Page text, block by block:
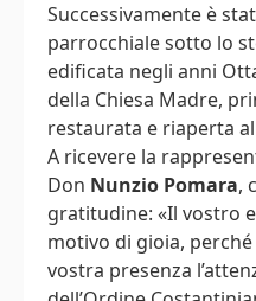
Successivamente è
parrocchiale sotto lo
edificata negli anni
della Chiesa Madre,
restaurata e riaperta
A ricevere la
Don Nunzio Pomara,
gratitudine: «Il vostro
motivo di gioia,
vostra presenza